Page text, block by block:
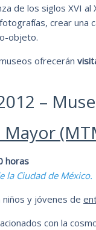
de los siglos XVI
crear una
objeto.
ofrecerán
–
horas
la Ciudad de México.
niños y jóvenes de
con la